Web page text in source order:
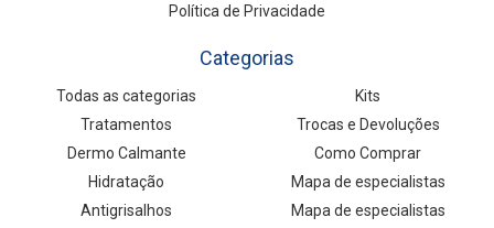
Política de Privacidade
Categorias
Todas as categorias
Tratamentos
Dermo Calmante
Hidratação
Antigrisalhos
Kits
Trocas e Devoluções
Como Comprar
Mapa de especialistas
Mapa de especialistas